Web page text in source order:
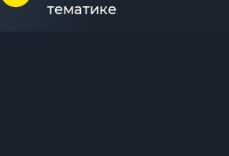
тематике